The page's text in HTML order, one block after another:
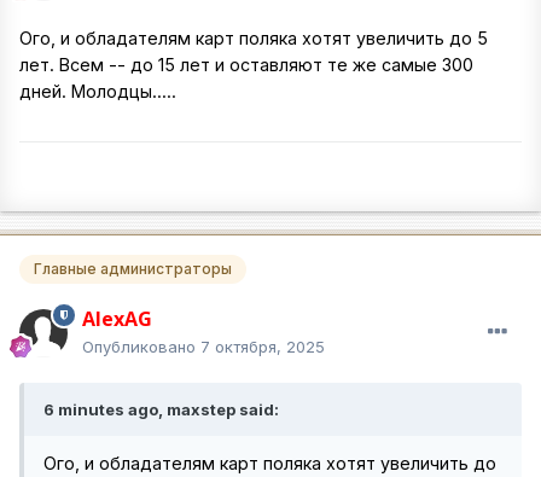
Ого, и обладателям карт поляка хотят увеличить до 5
лет. Всем -- до 15 лет и оставляют те же самые 300
дней. Молодцы.....
Главные администраторы
AlexAG
Опубликовано 7 октября, 2025
6 minutes ago, maxstep said:
Ого, и обладателям карт поляка хотят увеличить до